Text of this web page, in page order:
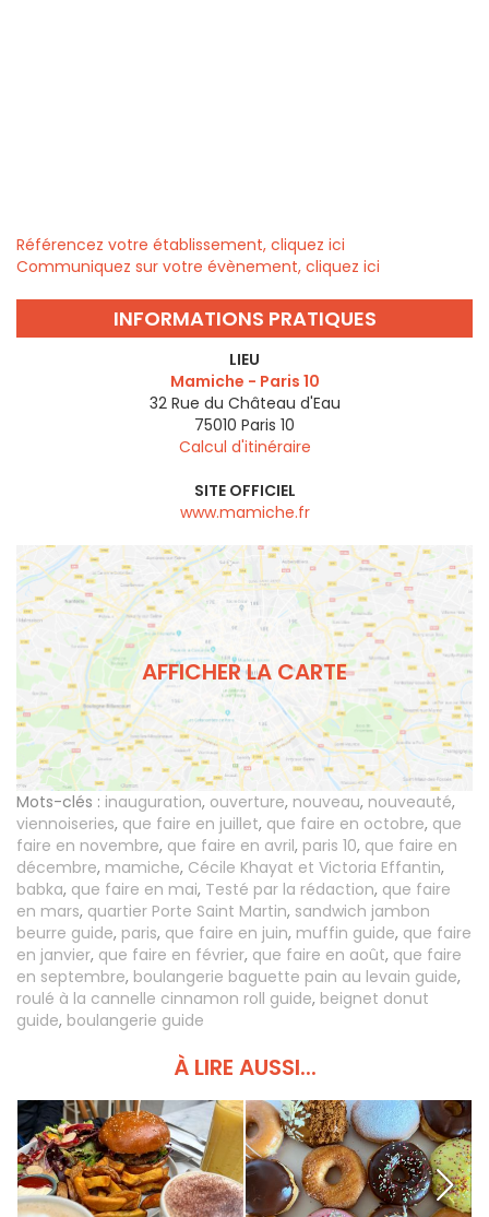
Référencez votre établissement, cliquez ici
Communiquez sur votre évènement, cliquez ici
INFORMATIONS PRATIQUES
LIEU
Mamiche - Paris 10
32 Rue du Château d'Eau
75010 Paris 10
Calcul d'itinéraire
SITE OFFICIEL
www.mamiche.fr
AFFICHER LA CARTE
Mots-clés : inauguration, ouverture, nouveau, nouveauté,
viennoiseries, que faire en juillet, que faire en octobre, que
faire en novembre, que faire en avril, paris 10, que faire en
décembre, mamiche, Cécile Khayat et Victoria Effantin,
babka, que faire en mai, Testé par la rédaction, que faire
en mars, quartier Porte Saint Martin, sandwich jambon
beurre guide, paris, que faire en juin, muffin guide, que faire
en janvier, que faire en février, que faire en août, que faire
en septembre, boulangerie baguette pain au levain guide,
roulé à la cannelle cinnamon roll guide, beignet donut
guide, boulangerie guide
À LIRE AUSSI...